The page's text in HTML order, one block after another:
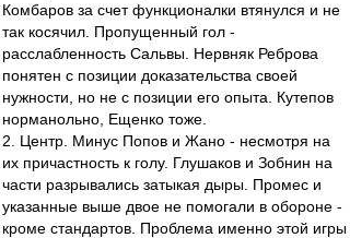
Комбаров за счет функционалки втянулся и не
так косячил. Пропущенный гол -
расслабленность Сальвы. Нервняк Реброва
понятен с позиции доказательства своей
нужности, но не с позиции его опыта. Кутепов
норманольно, Ещенко тоже.
2. Центр. Минус Попов и Жано - несмотря на
их причастность к голу. Глушаков и Зобнин на
части разрывались затыкая дыры. Промес и
указанные выше двое не помогали в обороне -
кроме стандартов. Проблема именно этой игры